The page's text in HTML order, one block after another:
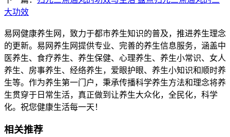
大功效
易网健康养生网，致力于都市养生知识的普及，推进养生理念
的更新。易网养生网提供专业、完善的养生信息服务，涵盖中
医养生、食疗养生、养生保健、心理养生、养生小常识、女人
养生、房事养生、经络养生，爱眼护眼、养生小知识和顺时养
生等。作为养生第一门户，秉承传播科学养生方法和理念将养
生贯穿于日常生活，真正做到让养生大众化，全民化，科学
化。祝您健康生活每一天！
相关推荐